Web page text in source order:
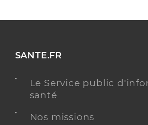
SANTE.FR
Le Service public
santé
Nos missions